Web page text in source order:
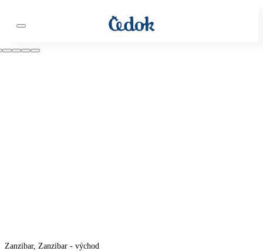
Zanzibar, Zanzibar - východ